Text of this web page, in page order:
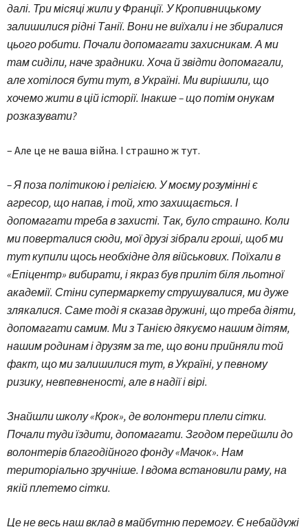
далі. Три місяці жили у Франції. У Кропивницькому
залишилися рідні Танії. Вони не виїхали і не збиралися
цього робити. Почали допомагати захисникам. А ми
там сиділи, наче зрадники. Хоча й звідти допомагали,
але хотілося бути тут, в Україні. Ми вирішили, що
хочемо жити в цій історії. Інакше – що потім онукам
розказувати?
– Але це не ваша війна. І страшно ж тут.
– Я поза політикою і релігією. У моєму розумінні є
агресор, що напав, і той, хто захищається. І
допомагати треба в захисті. Так, було страшно. Коли
ми поверталися сюди, мої друзі зібрали гроші, щоб ми
тут купили щось необхідне для військових. Поїхали в
«Епіцентр» вибирати, і якраз був приліт біля льотної
академії. Стіни супермаркету струшувалися, ми дуже
злякалися. Саме тоді я сказав дружині, що треба діяти,
допомагати самим. Ми з Танією дякуємо нашим дітям,
нашим родинам і друзям за те, що вони прийняли той
факт, що ми залишилися тут, в Україні, у певному
ризику, невпевненості, але в надії і вірі.
Знайшли школу «Крок», де волонтери плели сітки.
Почали туди їздити, допомагати. Згодом перейшли до
волонтерів благодійного фонду «Мачок». Нам
територіально зручніше. І вдома встановили раму, на
якій плетемо сітки.
Це не весь наш вклад в майбутню перемогу. Є небайдужі